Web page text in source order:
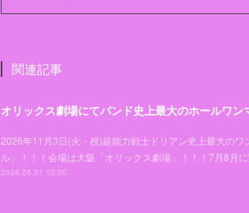
関連記事
オリックス劇場にてバンド史上最大のホールワ
2026年11月3日(火・祝)超能力戦士ドリアン史上最大の
ル」！！！会場は大阪「オリックス劇場」！！！7月8月
2026.05.31 10:00